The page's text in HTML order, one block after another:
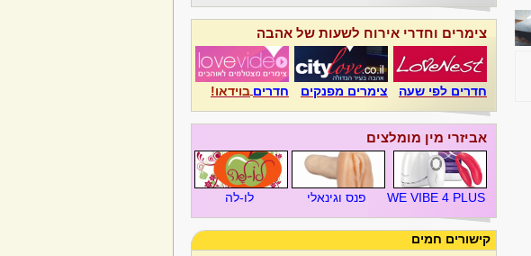
צימרים וחדרי אירוח לשעות של אהבה
חדרים לפי שעה צימרים מפנקים חדרים בוידאו!
אביזרי מין מומלצים
WE VIBE 4 PLUS פנס וגינאלי לו-לה
קישורים חמים